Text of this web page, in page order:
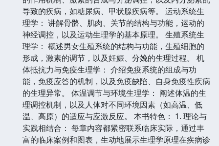
导致的疾病，如糖尿病、甲状腺疾病等。 运动系统生
理学： 讲解骨骼、肌肉、关节的结构与功能，运动的
神经调控，以及运动生理学的基本原理。 生殖系统生
理学： 概述男女生殖系统的结构与功能，生殖细胞的
形成，激素的调节，以及妊娠、分娩的生理过程。 机
体抵抗力与免疫生理学： 介绍免疫系统的组成与功
能，免疫应答的机制，以及免疫缺陷、自身免疫性疾病
的生理异常。 体温调节与环境生理学： 阐述体温的生
理调控机制，以及人体对不同环境因素（如高温、低
温、高原）的适应与应激反应。 本书特色： 1. 理论与
实践相结合： 每章内容都紧密联系临床实际，通过丰
富的临床案例和图表，生动地展示生理学原理在疾病诊